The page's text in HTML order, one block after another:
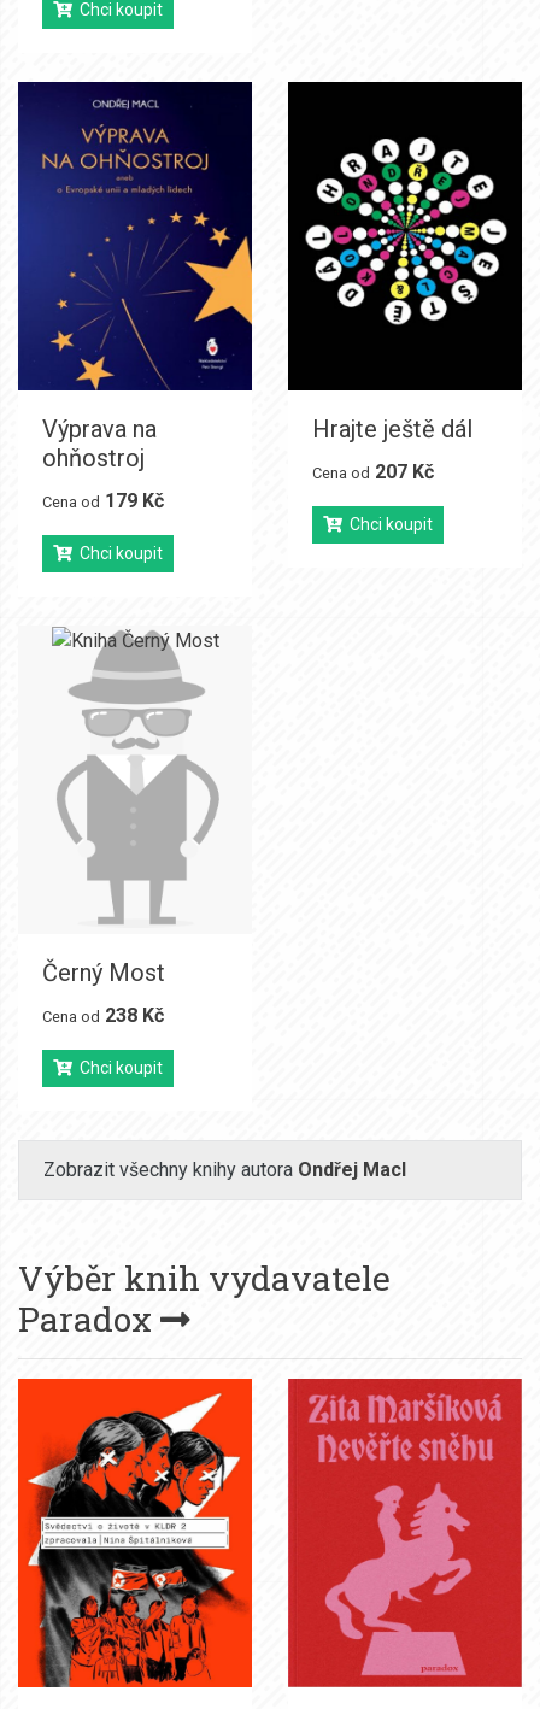
Chci koupit
Výprava na
ohňostroj
Cena od 179 Kč
Chci koupit
Hrajte ještě dál
Cena od 207 Kč
Chci koupit
Černý Most
Cena od 238 Kč
Chci koupit
Zobrazit všechny knihy autora Ondřej Macl
Výběr knih vydavatele
Paradox